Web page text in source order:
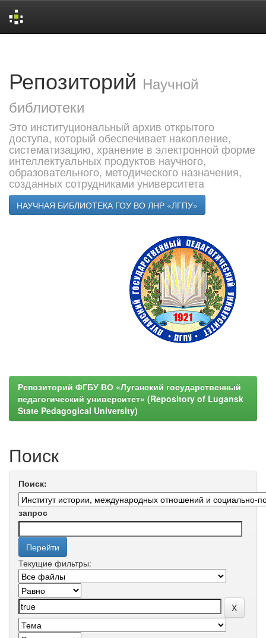
Репозиторий Научной
библиотеки
Это институциональный архив открытого
доступа, который обеспечивает накопление,
систематизацию, хранение в электронной форме
интеллектуальных продуктов научного,
образовательного, методического назначения,
созданных сотрудниками университета
НАУЧНАЯ БИБЛИОТЕКА ГОУ ВО ЛНР «ЛГПУ»
Репозиторий ФГБУ ВО «Луганский государственный
педагогический университет» (Repository of Lugansk
State Pedagogical University)
Поиск
Поиск:
запрос
Текущие фильтры: